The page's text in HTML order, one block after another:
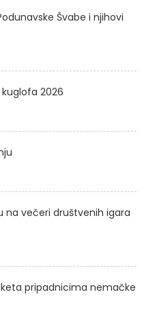
Švabe i njihovi
2026
na večeri društvenih igara
pripadnicima nemačke